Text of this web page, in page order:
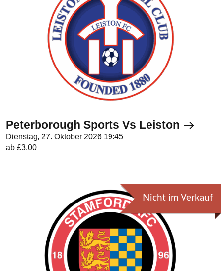
Peterborough Sports Vs Leiston
Dienstag, 27. Oktober 2026 19:45
ab £3.00
Nicht im Verkauf